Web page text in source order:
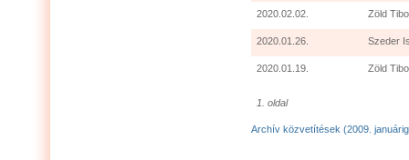
2020.02.02. Zöld
2020.01.26. Szeder
2020.01.19. Zöld
1. oldal
Archív közvetítések (2009.